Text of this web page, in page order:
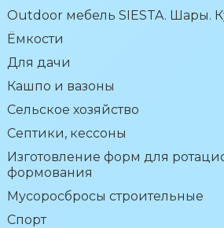
Outdoor мебель SIESTA. Шары.
Ёмкости
Для дачи
Кашпо и вазоны
Сельское хозяйство
Септики, кессоны
Изготовление форм для
формования
Мусоросбросы строительные
Спорт